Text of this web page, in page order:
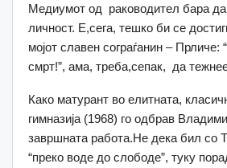
Медиумот од раководител бара
личност. Е,сега, тешко би се
мојот славен сограѓанин –
смрт!”, ама, треба,сепак, да
Како матурант во елитната,
гимназија (1968) го одбрав
завршната работа.Не дека бил со
“преко воде до слободе”, туку